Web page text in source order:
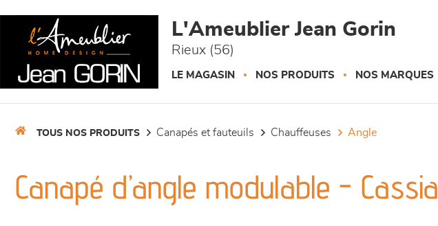
L'Ameublier Jean Gorin
Rieux (56)
LE MAGASIN NOS PRODUITS NOS MARQUES
TOUS NOS PRODUITS canapés et fauteuils chauffeuses angle
Canapé d’angle modulable - Cassia